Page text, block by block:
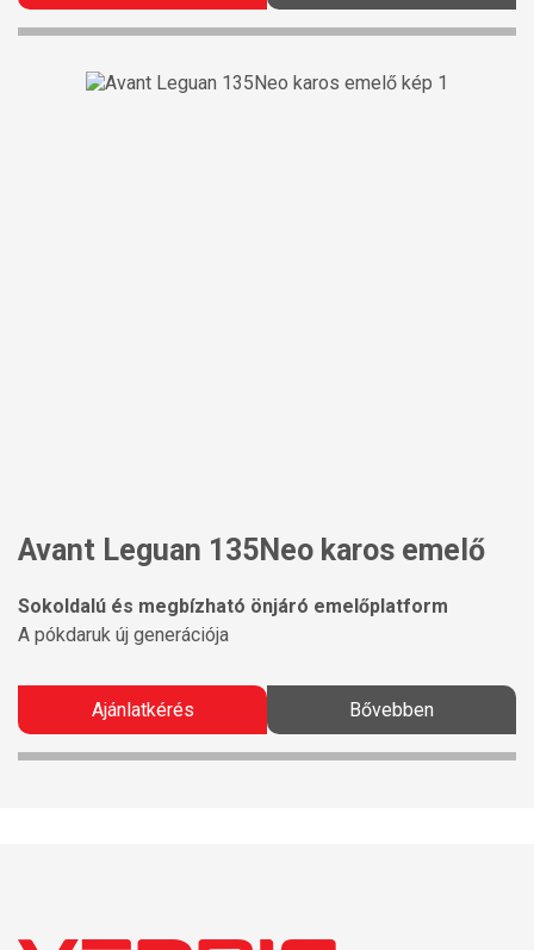
Avant Leguan 135Neo karos emelő
Sokoldalú és megbízható önjáró emelőplatform
A pókdaruk új generációja
Ajánlatkérés Bővebben